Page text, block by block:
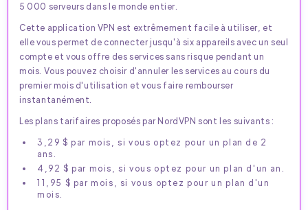
5 000 serveurs dans le monde entier.
Cette application VPN est extrêmement facile à utiliser, et
elle vous permet de connecter jusqu'à six appareils avec un seul
compte et vous offre des services sans risque pendant un
mois. Vous pouvez choisir d'annuler les services au cours du
premier mois d'utilisation et vous faire rembourser
instantanément.
Les plans tarifaires proposés par NordVPN sont les suivants :
3,29 $ par mois, si vous optez pour un plan de 2
ans.
4,92 $ par mois, si vous optez pour un plan d'un an.
11,95 $ par mois, si vous optez pour un plan d'un
mois.